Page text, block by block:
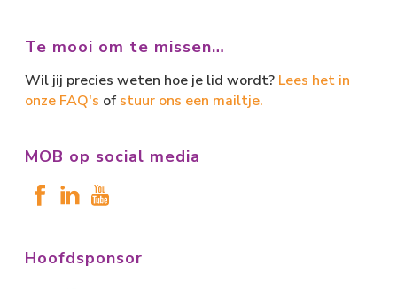
Te mooi om te missen…
Wil jij precies weten hoe je lid wordt? Lees het in
onze FAQ's of stuur ons een mailtje.
MOB op social media
Hoofdsponsor